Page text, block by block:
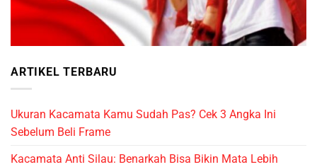
ARTIKEL TERBARU
Ukuran Kacamata Kamu Sudah Pas? Cek 3 Angka Ini
Sebelum Beli Frame
Kacamata Anti Silau: Benarkah Bisa Bikin Mata Lebih